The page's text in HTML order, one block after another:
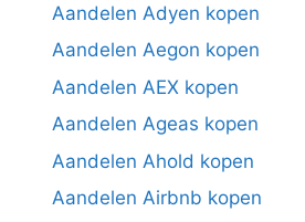
Aandelen Adyen kopen
Aandelen Aegon kopen
Aandelen AEX kopen
Aandelen Ageas kopen
Aandelen Ahold kopen
Aandelen Airbnb kopen